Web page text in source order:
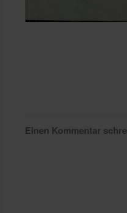
Einen Kommentar